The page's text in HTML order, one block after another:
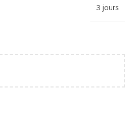
3 jours